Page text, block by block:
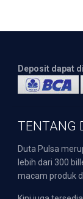
Deposit dapat
TENTANG
Duta Pulsa
lebih dari 300
macam produk